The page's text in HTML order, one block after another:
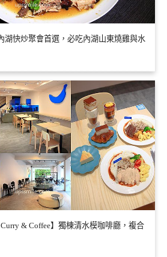
湖快炒聚會首選，必吃內湖山東燒雞與水
& Coffee】獨棟清水模咖啡廳，複合